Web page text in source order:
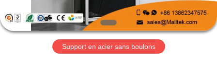
AU
SUJET
Support en acier sans boulons